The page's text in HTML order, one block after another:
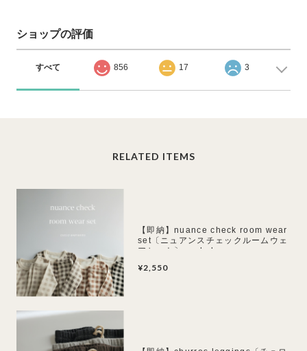
ショップの評価
すべて 856 17 3
RELATED ITEMS
【即納】nuance check room wear
set〔ニュアンスチェックルームウェ
アセット〕peekaboo
¥2,550